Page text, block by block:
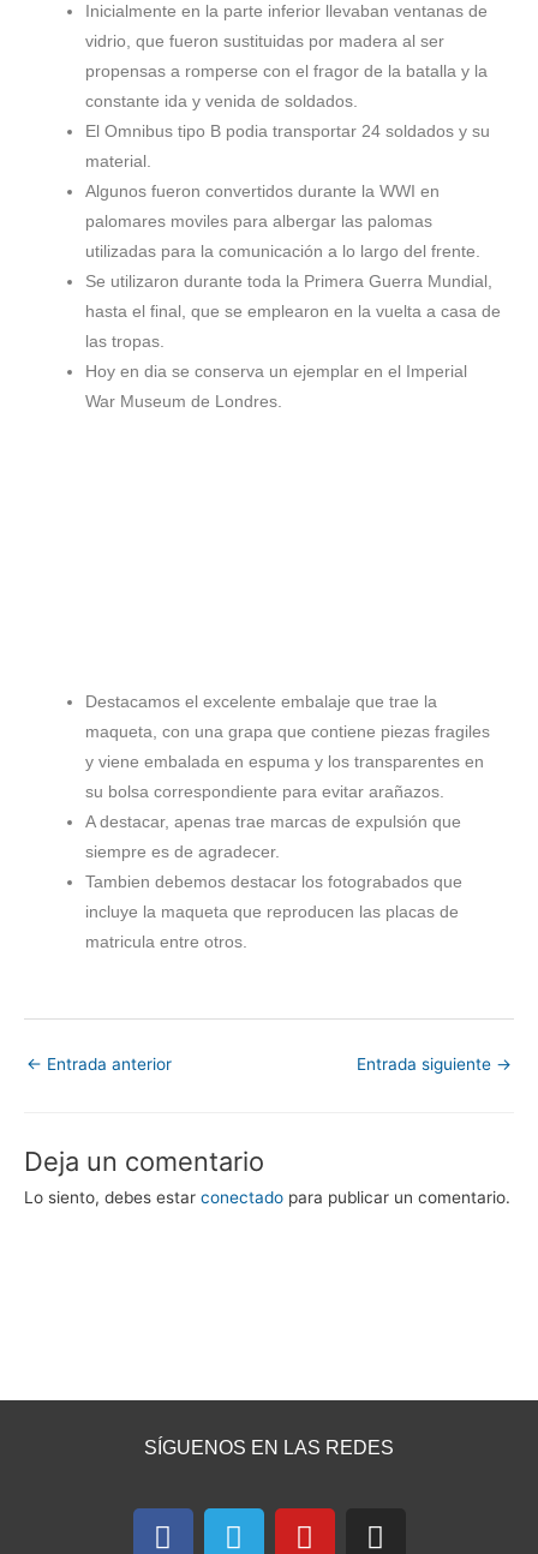
Inicialmente en la parte inferior llevaban ventanas de
vidrio, que fueron sustituidas por madera al ser
propensas a romperse con el fragor de la batalla y la
constante ida y venida de soldados.
El Omnibus tipo B podia transportar 24 soldados y su
material.
Algunos fueron convertidos durante la WWI en
palomares moviles para albergar las palomas
utilizadas para la comunicación a lo largo del frente.
Se utilizaron durante toda la Primera Guerra Mundial,
hasta el final, que se emplearon en la vuelta a casa de
las tropas.
Hoy en dia se conserva un ejemplar en el Imperial
War Museum de Londres.
Destacamos el excelente embalaje que trae la
maqueta, con una grapa que contiene piezas fragiles
y viene embalada en espuma y los transparentes en
su bolsa correspondiente para evitar arañazos.
A destacar, apenas trae marcas de expulsión que
siempre es de agradecer.
Tambien debemos destacar los fotograbados que
incluye la maqueta que reproducen las placas de
matricula entre otros.
← Entrada anterior Entrada siguiente →
Deja un comentario
Lo siento, debes estar conectado para publicar un comentario.
SÍGUENOS EN LAS REDES
F
T
Y
I